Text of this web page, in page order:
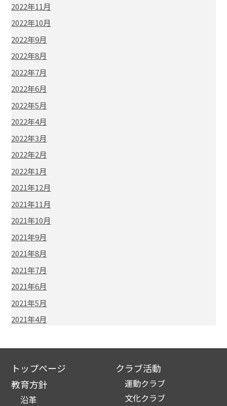
2022年11月
2022年10月
2022年9月
2022年8月
2022年7月
2022年6月
2022年5月
2022年4月
2022年3月
2022年2月
2022年1月
2021年12月
2021年11月
2021年10月
2021年9月
2021年8月
2021年7月
2021年6月
2021年5月
2021年4月
トップページ
教育方針
沿革
クラブ活動
運動クラブ
文化クラブ